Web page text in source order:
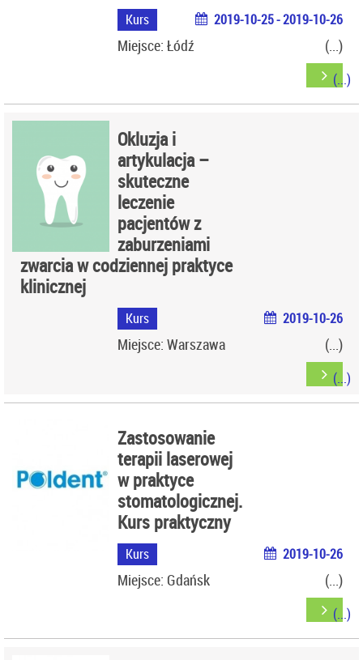
Kurs 2019-10-25 - 2019-10-26
Miejsce: Łódź
Okluzja i
artykulacja –
skuteczne
leczenie
pacjentów z
zaburzeniami
zwarcia w codziennej praktyce
klinicznej
Kurs 2019-10-26
Miejsce: Warszawa
Zastosowanie
terapii laserowej
w praktyce
stomatologicznej.
Kurs praktyczny
Kurs 2019-10-26
Miejsce: Gdańsk